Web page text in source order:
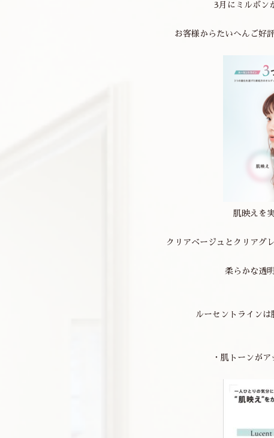
3月にミルボン
お客様からたいへんご好
肌映えを
クリアベージュとクリアグ
柔らかな透
ルーセントラインは
・肌トーンが